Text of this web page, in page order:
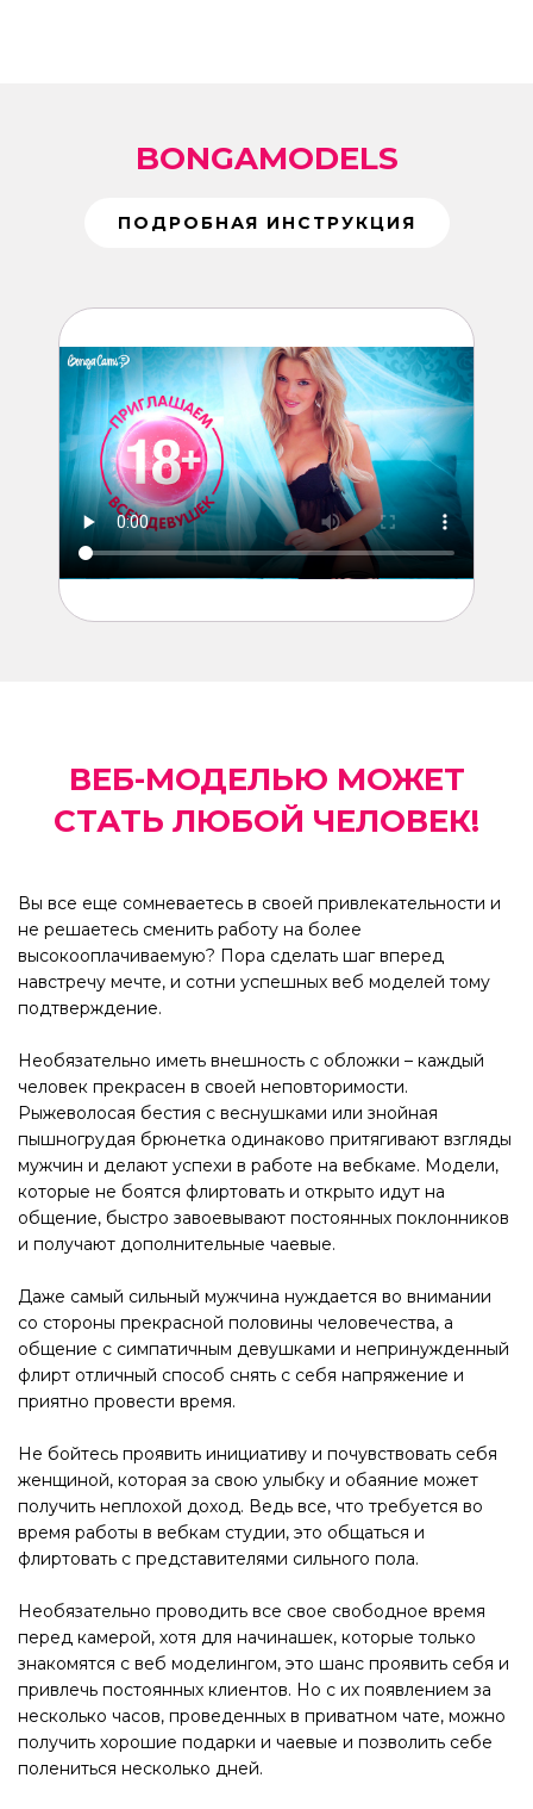
BONGAMODELS
ПОДРОБНАЯ ИНСТРУКЦИЯ
ВЕБ-МОДЕЛЬЮ МОЖЕТ
СТАТЬ ЛЮБОЙ ЧЕЛОВЕК!
Вы все еще сомневаетесь в своей привлекательности и
не решаетесь сменить работу на более
высокооплачиваемую? Пора сделать шаг вперед
навстречу мечте, и сотни успешных веб моделей тому
подтверждение.
Необязательно иметь внешность с обложки – каждый
человек прекрасен в своей неповторимости.
Рыжеволосая бестия с веснушками или знойная
пышногрудая брюнетка одинаково притягивают взгляды
мужчин и делают успехи в работе на вебкаме. Модели,
которые не боятся флиртовать и открыто идут на
общение, быстро завоевывают постоянных поклонников
и получают дополнительные чаевые.
Даже самый сильный мужчина нуждается во внимании
со стороны прекрасной половины человечества, а
общение с симпатичным девушками и непринужденный
флирт отличный способ снять с себя напряжение и
приятно провести время.
Не бойтесь проявить инициативу и почувствовать себя
женщиной, которая за свою улыбку и обаяние может
получить неплохой доход. Ведь все, что требуется во
время работы в вебкам студии, это общаться и
флиртовать с представителями сильного пола.
Необязательно проводить все свое свободное время
перед камерой, хотя для начинашек, которые только
знакомятся с веб моделингом, это шанс проявить себя и
привлечь постоянных клиентов. Но с их появлением за
несколько часов, проведенных в приватном чате, можно
получить хорошие подарки и чаевые и позволить себе
полениться несколько дней.